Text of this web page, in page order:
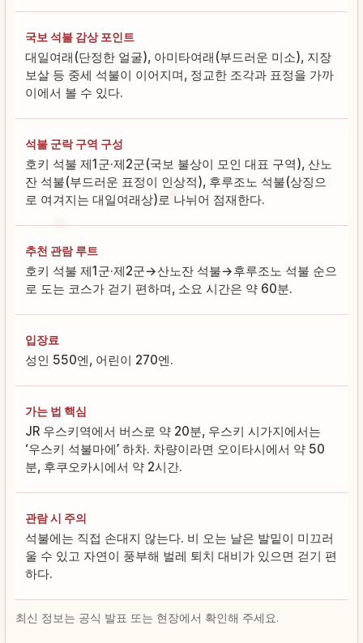
국보 석불 감상 포인트
대일여래(단정한 얼굴), 아미타여래(부드러운 미소), 지장
보살 등 중세 석불이 이어지며, 정교한 조각과 표정을 가까
이에서 볼 수 있다.
석불 군락 구역 구성
호키 석불 제1군·제2군(국보 불상이 모인 대표 구역), 산노
잔 석불(부드러운 표정이 인상적), 후루조노 석불(상징으
로 여겨지는 대일여래상)로 나뉘어 점재한다.
추천 관람 루트
호키 석불 제1군·제2군→산노잔 석불→후루조노 석불 순으
로 도는 코스가 걷기 편하며, 소요 시간은 약 60분.
입장료
성인 550엔, 어린이 270엔.
가는 법 핵심
JR 우스키역에서 버스로 약 20분, 우스키 시가지에서는
‘우스키 석불마에’ 하차. 차량이라면 오이타시에서 약 50
분, 후쿠오카시에서 약 2시간.
관람 시 주의
석불에는 직접 손대지 않는다. 비 오는 날은 발밑이 미끄러
울 수 있고 자연이 풍부해 벌레 퇴치 대비가 있으면 걷기 편
하다.
최신 정보는 공식 발표 또는 현장에서 확인해 주세요.